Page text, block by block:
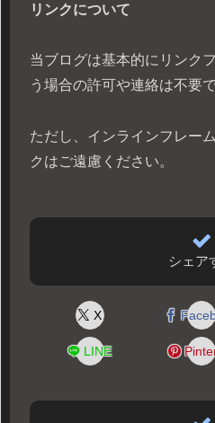
リンクについて
当ブログは基本的にリンク
う場合の許可や連絡は不要で
ただし、インラインフレー
クはご遠慮ください。
シェア
X
LINE